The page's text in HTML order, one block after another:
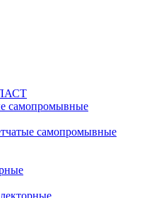
самопромывные
самопромывные